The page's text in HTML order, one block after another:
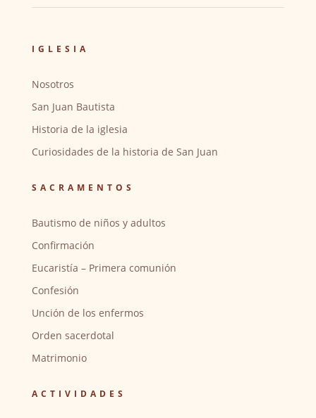
IGLESIA
Nosotros
San Juan Bautista
Historia de la iglesia
Curiosidades de la historia de San Juan
SACRAMENTOS
Bautismo de niños y adultos
Confirmación
Eucaristía – Primera comunión
Confesión
Unción de los enfermos
Orden sacerdotal
Matrimonio
ACTIVIDADES